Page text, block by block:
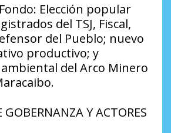
Elección popular
del TSJ, Fiscal,
del Pueblo; nuevo
productivo; y
del Arco Minero
Y ACTORES